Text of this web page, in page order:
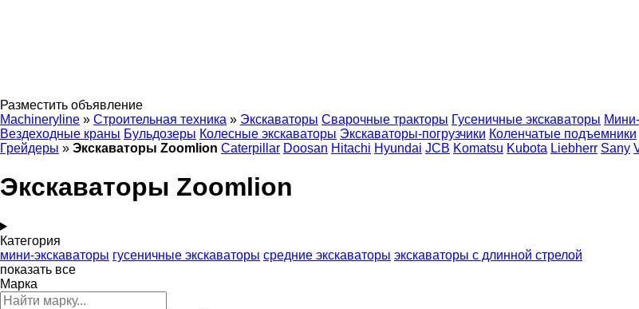
Разместить объявление
Machineryline » Строительная техника » Экскаваторы Сварочные тракторы Гусеничные экскаваторы
Вездеходные краны Бульдозеры Колесные экскаваторы Экскаваторы-погрузчики Коленчатые подъемники
Грейдеры » Экскаваторы Zoomlion Caterpillar Doosan Hitachi Hyundai JCB Komatsu Kubota Liebherr Sany
Экскаваторы Zoomlion
Категория
мини-экскаваторы гусеничные экскаваторы средние экскаваторы экскаваторы с длинной стрелой
показать все
Марка